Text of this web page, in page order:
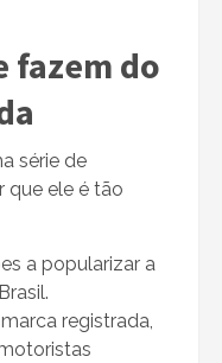
fazem do
série de
que ele é tão
a popularizar a
registrada,